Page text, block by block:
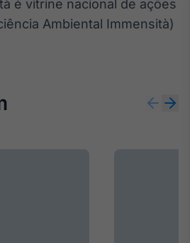
é vitrine nacional de ações
Ambiental Immensità)